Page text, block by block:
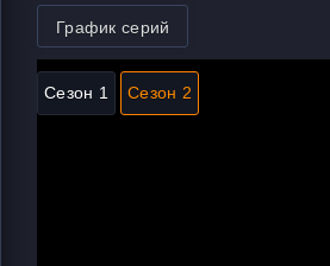
График серий
Сезон 1 Сезон 2